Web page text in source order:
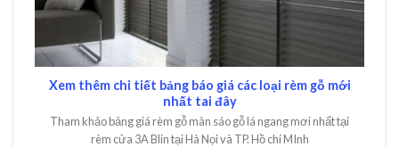
Xem thêm chi tiết bảng báo giá các loại rèm gỗ mới
nhất tai đây
Tham khảo bảng giá rèm gỗ màn sáo gỗ lá ngang mơi nhất tại
rèm cửa 3A Blin tại Hà Nọi và TP. Hồ chí MInh